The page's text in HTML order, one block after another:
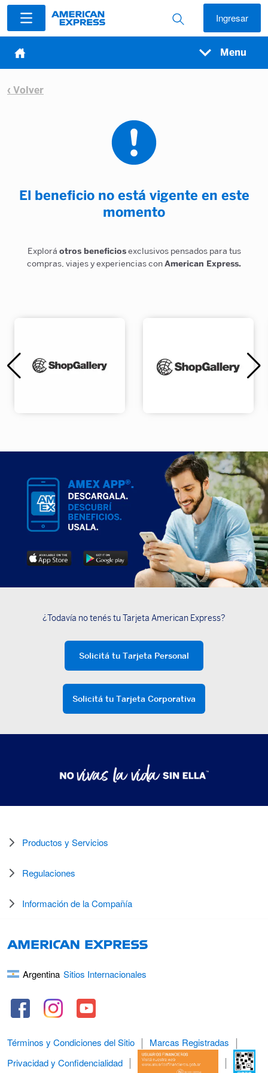
Ingresar
Menu
‹ Volver
El beneficio no está vigente en este
momento
Explorá otros beneficiosexclusivos pensados para tus
compras, viajes y experiencias conAmerican Express.
¿Todavía no tenés tu Tarjeta American Express?
Solicitá tu Tarjeta Personal
Solicitá tu Tarjeta Corporativa
Productos y Servicios
Regulaciones
Información de la Compañía
Argentina Sitios Internacionales
Términos y Condiciones del Sitio
Marcas Registradas
Privacidad y Confidencialidad